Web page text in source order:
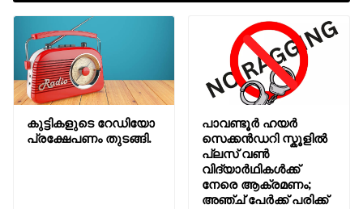
കുട്ടികളുടെ റേഡിയോ
പ്രക്ഷേപണം തുടങ്ങി.
പാവണ്ടൂർ ഹയർ
സെക്കൻഡറി സ്കൂളിൽ
പ്ലസ് വൺ
വിദ്യാർഥികൾക്ക്
നേരെ ആക്രമണം;
അഞ്ച് പേർക്ക് പരിക്ക്